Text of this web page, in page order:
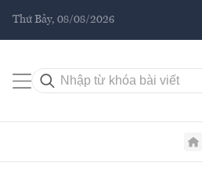
Thứ Bảy, 08/08/2026